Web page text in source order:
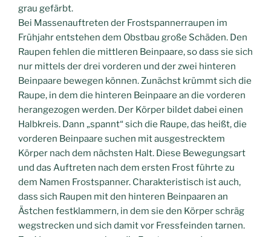
grau gefärbt.
Bei Massenauftreten der Frostspannerraupen im
Frühjahr entstehen dem Obstbau große Schäden. Den
Raupen fehlen die mittleren Beinpaare, so dass sie sich
nur mittels der drei vorderen und der zwei hinteren
Beinpaare bewegen können. Zunächst krümmt sich die
Raupe, in dem die hinteren Beinpaare an die vorderen
herangezogen werden. Der Körper bildet dabei einen
Halbkreis. Dann „spannt“ sich die Raupe, das heißt, die
vorderen Beinpaare suchen mit ausgestrecktem
Körper nach dem nächsten Halt. Diese Bewegungsart
und das Auftreten nach dem ersten Frost führte zu
dem Namen Frostspanner. Charakteristisch ist auch,
dass sich Raupen mit den hinteren Beinpaaren an
Ästchen festklammern, in dem sie den Körper schräg
wegstrecken und sich damit vor Fressfeinden tarnen.